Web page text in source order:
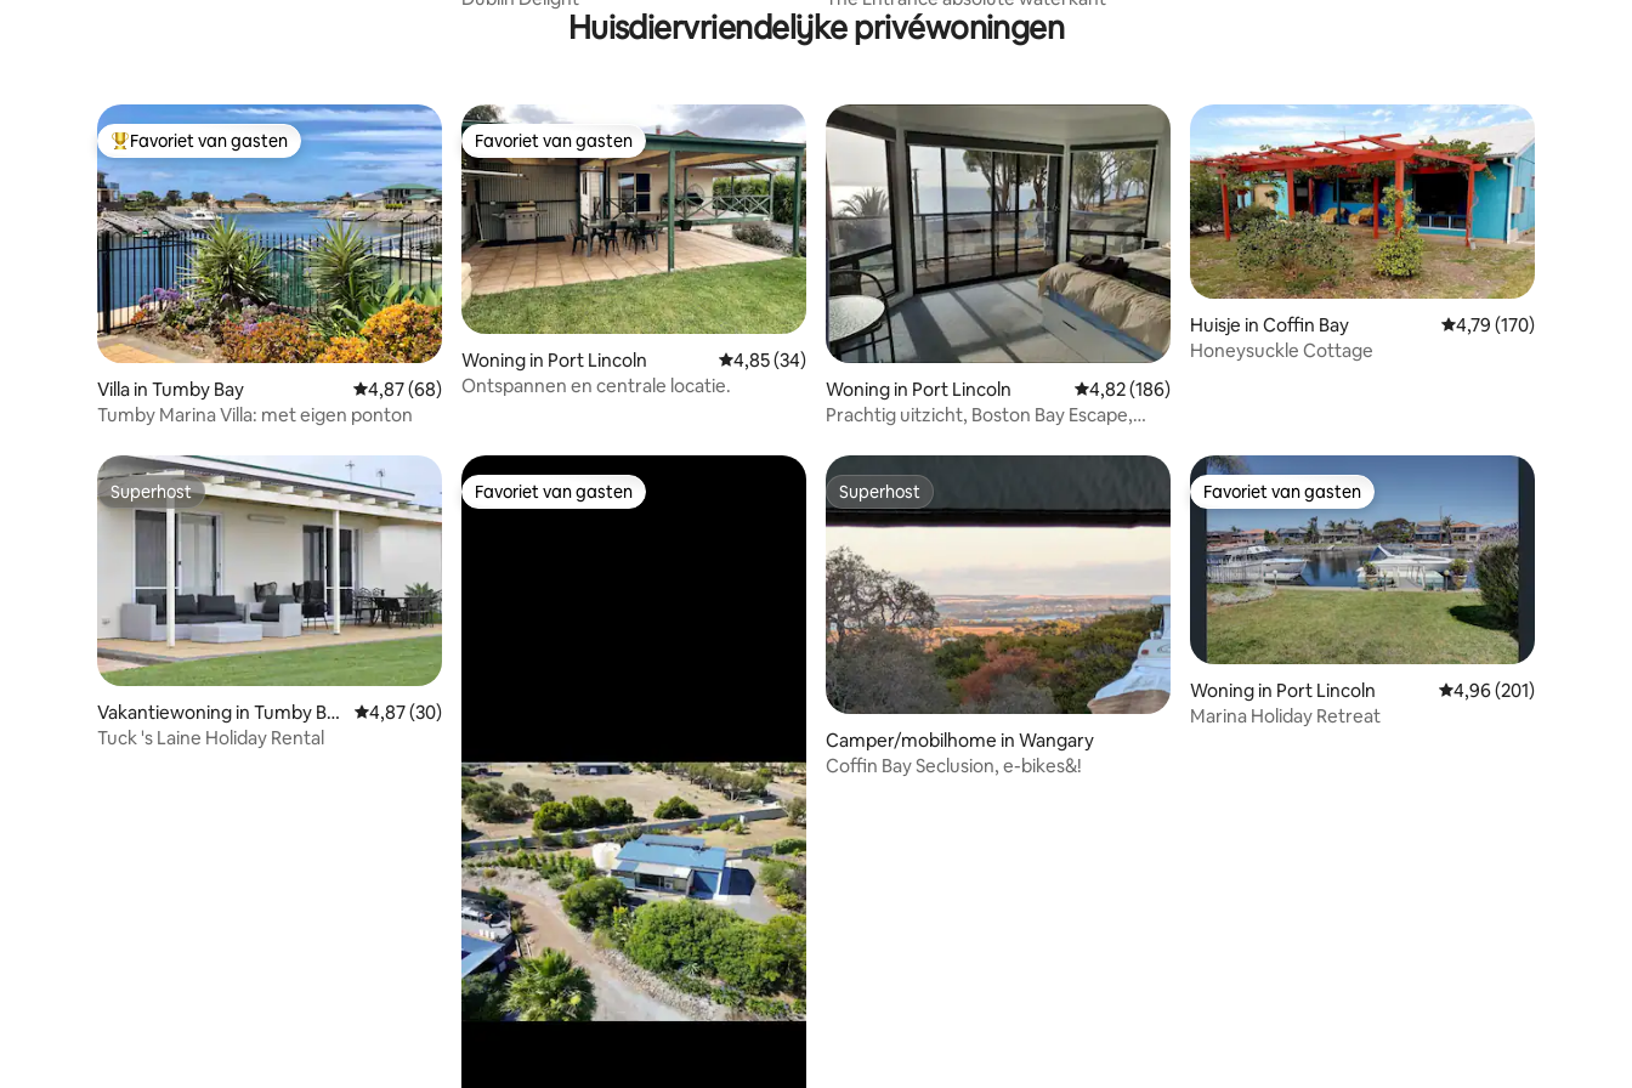
Huisdiervriendelijke privéwoningen
Topfavoriet van gasten
Favoriet van gasten
Villa in Tumby Bay Gemiddelde beoordeling van 4,87 op 5, 68 recensies
4,87 (68)
Tumby Marina Villa: met eigen ponton
Favoriet van gasten
Favoriet van gasten
Woning in Port Lincoln Gemiddelde beoordeling van 4,85 op 5, 34 recensies
4,85 (34)
Ontspannen en centrale locatie.
Woning in Port Lincoln Gemiddelde beoordeling van 4,82 op 5, 186 recensies
4,82 (186)
Prachtig uitzicht, Boston Bay Escape,
Huisje in Coffin Bay Gemiddelde
4,79 (170)
Honeysuckle Cottage
Superhost
Superhost
Vakantiewoning in Tumby Ba
y
Gemiddelde beoordeling van 4,87 op 5, 30 recensies
4,87 (30)
Tuck 's Laine Holiday Rental
Favoriet van gasten
Favoriet van gasten Superhost
Superhost
Camper/mobilhome in Wangary
Coffin Bay Seclusion, e-bikes&!
Favoriet van gasten
Favoriet van gasten
Woning in Port Lincoln Gemiddelde
4,96 (201)
Marina Holiday Retreat